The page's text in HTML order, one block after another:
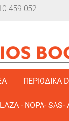
459 052
ΠΕΡΙΟΔΙΚΑ
- ΝΟΡΑ-